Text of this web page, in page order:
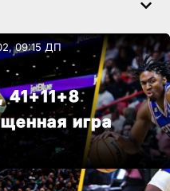
09:15 ДП
41+11+8
игра